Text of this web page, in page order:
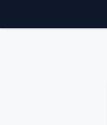
contenido